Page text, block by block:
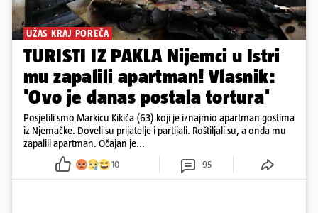
UŽAS KRAJ POREČA
TURISTI IZ PAKLA Nijemci u Istri
mu zapalili apartman! Vlasnik:
'Ovo je danas postala tortura'
Posjetili smo Markicu Kikića (63) koji je iznajmio apartman gostima
iz Njemačke. Doveli su prijatelje i partijali. Roštiljali su, a onda mu
zapalili apartman. Očajan je...
10 95